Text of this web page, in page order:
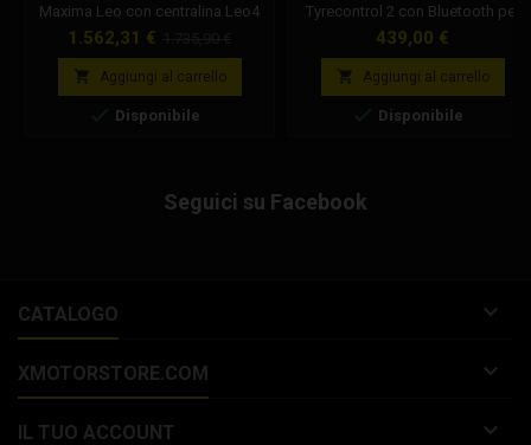
Maxima Leo con centralina Leo4
Termocoperte 17 pollici Capit
termocoperte motard. Controllo
della temperatura con connettore
Leo. La temperatura arriva in un
realizzate con connettore per
Prezzo
1.562,31 €
base
 Aggiungi al carrello
 Disponibile
Tyrecontrol 2 con Bluetooth per
controllo pressione pneumatici
temperatura opzionale.
Prezzo
439,00 €
 Aggiungi al carrello
 Disponibile
Seguici su Facebook
CATALOGO 
XMOTORSTORE.COM 
IL TUO ACCOUNT 